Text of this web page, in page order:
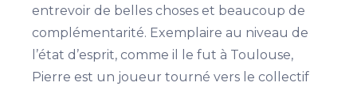
entrevoir de belles choses et beaucoup de
complémentarité. Exemplaire au niveau de
l’état d’esprit, comme il le fut à Toulouse,
Pierre est un joueur tourné vers le collectif